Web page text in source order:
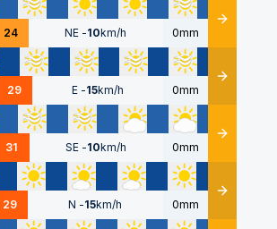
24 NE -10km/h 0mm Détails
29 E -15km/h 0mm Détails
31 SE -10km/h 0mm Détails
29 N -15km/h 0mm Détails